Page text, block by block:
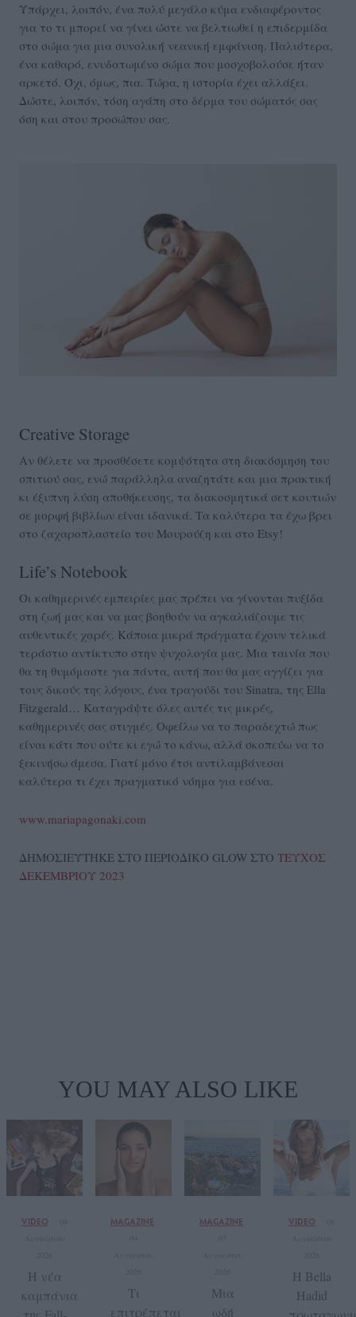
Υπάρχει, λοιπόν, ένα πολύ μεγάλο κύμα ενδιαφέροντος
για το τι μπορεί να γίνει ώστε να βελτιωθεί η επιδερμίδα
στο σώμα για μια συνολική νεανική εμφάνιση. Παλιότερα,
ένα καθαρό, ενυδατωμένο σώμα που μοσχοβολούσε ήταν
αρκετό. Όχι, όμως, πια. Τώρα, η ιστορία έχει αλλάξει.
Δώστε, λοιπόν, τόση αγάπη στο δέρμα του σώματός σας
όση και στου προσώπου σας.
Creative Storage
Αν θέλετε να προσθέσετε κομψότητα στη διακόσμηση του
σπιτιού σας, ενώ παράλληλα αναζητάτε και μια πρακτική
κι έξυπνη λύση αποθήκευσης, τα διακοσμητικά σετ κουτιών
σε μορφή βιβλίων είναι ιδανικά. Τα καλύτερα τα έχω βρει
στο ζαχαροπλαστείο του Μουρούζη και στο Etsy!
Life’s Notebook
Οι καθημερινές εμπειρίες μας πρέπει να γίνονται πυξίδα
στη ζωή μας και να μας βοηθούν να αγκαλιάζουμε τις
αυθεντικές χαρές. Κάποια μικρά πράγματα έχουν τελικά
τεράστιο αντίκτυπο στην ψυχολογία μας. Μια ταινία που
θα τη θυμόμαστε για πάντα, αυτή που θα μας αγγίζει για
τους δικούς της λόγους, ένα τραγούδι του Sinatra, της Ella
Fitzgerald… Καταγράψτε όλες αυτές τις μικρές,
καθημερινές σας στιγμές. Οφείλω να το παραδεχτώ πως
είναι κάτι που ούτε κι εγώ το κάνω, αλλά σκοπεύω να το
ξεκινήσω άμεσα. Γιατί μόνο έτσι αντιλαμβάνεσαι
καλύτερα τι έχει πραγματικό νόημα για εσένα.
www.mariapagonaki.com
ΔΗΜΟΣΙΕΥΤΗΚΕ ΣΤΟ ΠΕΡΙΟΔΙΚΟ GLOW ΣΤΟ ΤΕΥΧΟΣ
ΔΕΚΕΜΒΡΙΟΥ 2023
YOU MAY ALSO LIKE
VIDEO
Η νέα
καμπάνια
MAGAZINE
Tι
επιτρέπεται
MAGAZINE
Μια
ωδή
VIDEO
Η Bella
Hadid